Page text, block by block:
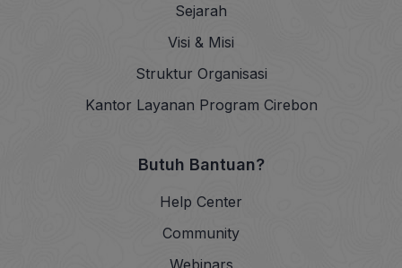
Sejarah
Visi & Misi
Struktur Organisasi
Kantor Layanan Program Cirebon
Butuh Bantuan?
Help Center
Community